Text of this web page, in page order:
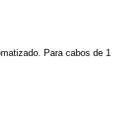
Para cabos de 1